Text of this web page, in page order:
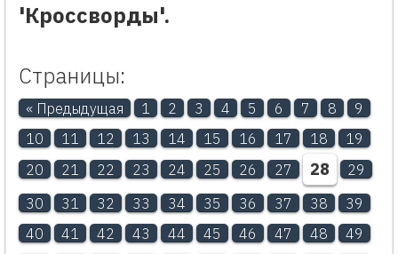
'Кроссворды'.
Страницы:
« Предыдущая 1 2 3 4 5 6 7 8
9
10
11 12 13 14 15 16 17 18
19
20
21 22 23 24 25 26 27 28
29
30
31 32 33 34 35 36 37 38
39
40
41 42 43 44 45 46 47 48
49